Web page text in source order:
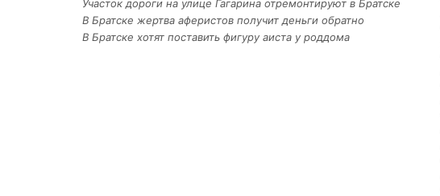
Участок дороги на улице Гагарина отремонтируют в Братске
В Братске жертва аферистов получит деньги обратно
В Братске хотят поставить фигуру аиста у роддома